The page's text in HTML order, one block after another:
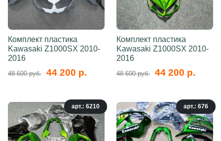
Комплект пластика
Kawasaki Z1000SX 2010-
2016
48 600 руб. 44 200 р.
Комплект пластика
Kawasaki Z1000SX 2010-
2016
48 600 руб. 44 200 р.
арт.: 6210 арт.: 676